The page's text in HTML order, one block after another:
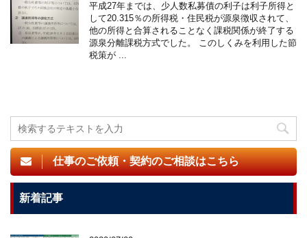
平成27年までは、少人数私募債の利子は利子所得と
して20.315％の所得税・住民税が源泉徴収されて、
他の所得と合算されることなく課税関係が終了する
源泉分離課税方式でした。 このしくみを利用した節
税策が ...
仕事のご依頼・契約のご相談はこちら
新着記事